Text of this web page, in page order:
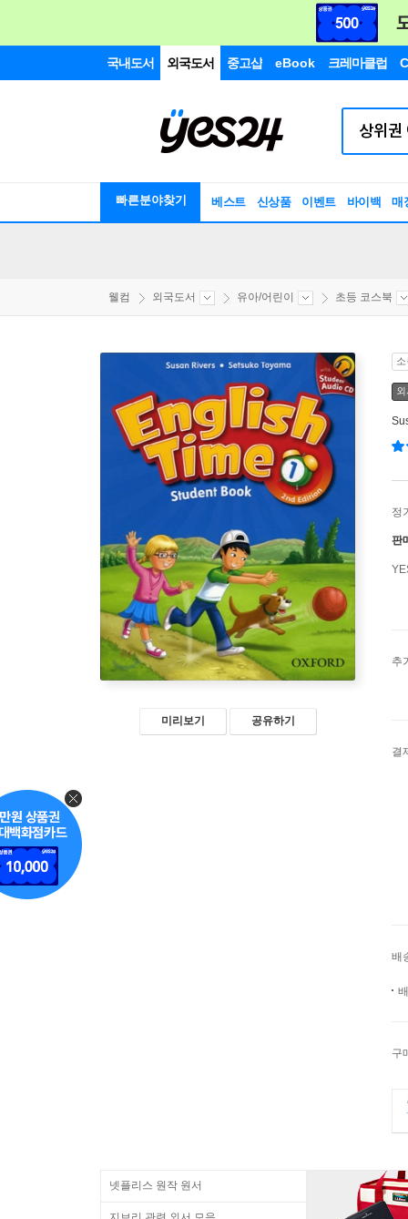
국내도서 외국도서 중고샵 eBook 크레마클럽
빠른분야찾기 베스트 신상품 이벤트 바이백 매
웰컴 외국도서 유아/어린이 초등 코스북
미리보기 공유하기
정
판
추
결
배
구
넷플리스 원작 원서